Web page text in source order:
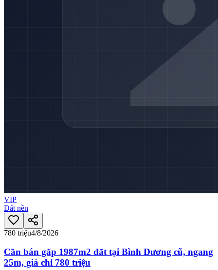
VIP
Đất nền
780 triệu4/8/2026
Cần bán gấp 1987m2 đất tại Bình Dương cũ, ngang
25m, giá chỉ 780 triệu